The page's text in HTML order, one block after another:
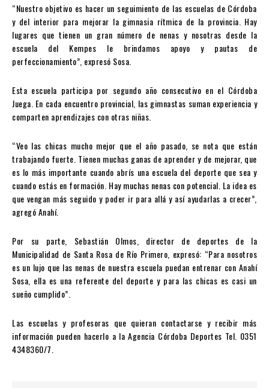
“Nuestro objetivo es hacer un seguimiento de las escuelas de Córdoba
y del interior para mejorar la gimnasia rítmica de la provincia. Hay
lugares que tienen un gran número de nenas y nosotras desde la
escuela del Kempes le brindamos apoyo y pautas de
perfeccionamiento”, expresó Sosa.
Esta escuela participa por segundo año consecutivo en el Córdoba
Juega. En cada encuentro provincial, las gimnastas suman experiencia y
comparten aprendizajes con otras niñas.
“Veo las chicas mucho mejor que el año pasado, se nota que están
trabajando fuerte. Tienen muchas ganas de aprender y de mejorar, que
es lo más importante cuando abrís una escuela del deporte que sea y
cuando estás en formación. Hay muchas nenas con potencial. La idea es
que vengan más seguido y poder ir para allá y así ayudarlas a crecer”,
agregó Anahí.
Por su parte, Sebastián Olmos, director de deportes de la
Municipalidad de Santa Rosa de Río Primero, expresó: “Para nosotros
es un lujo que las nenas de nuestra escuela puedan entrenar con Anahí
Sosa, ella es una referente del deporte y para las chicas es casi un
sueño cumplido”.
Las escuelas y profesoras que quieran contactarse y recibir más
información pueden hacerlo a la Agencia Córdoba Deportes Tel. 0351
4348360/7.